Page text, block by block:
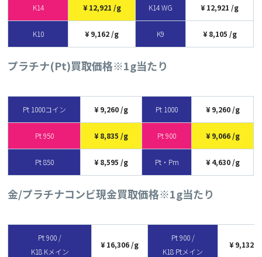
K14 12,921 K14 WG 12,921
K10 9,162 K9 8,105
プラチナ(Pt)買取価格※1g当たり
Pt 1000コイン 9,260 Pt 1000 9,260
Pt 950 8,835 Pt 900 9,066
Pt 850 8,595 Pt・Pm 4,630
金/プラチナコンビ現金買取価格※1g当たり
Pt 900 /
K18 Kメイン
16,306
Pt 900 /
K18 Ptメイン
9,132